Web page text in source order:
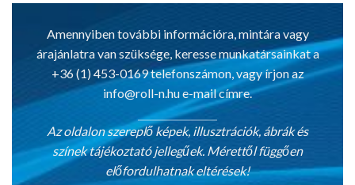
Amennyiben további információra, mintára vagy
árajánlatra van szüksége, keresse munkatársainkat a
+36 (1) 453-0169 telefonszámon, vagy írjon az
info@roll-n.hue-mail címre.
Az oldalon szereplő képek, illusztrációk, ábrák és
színek tájékoztató jellegűek. Mérettől függően
előfordulhatnak eltérések!